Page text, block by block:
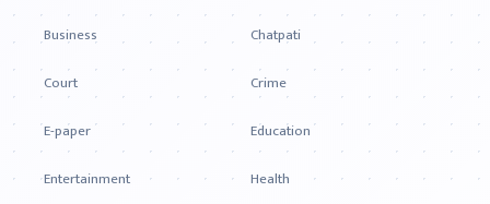
Business
Chatpati
Court
Crime
E-paper
Education
Entertainment
Health